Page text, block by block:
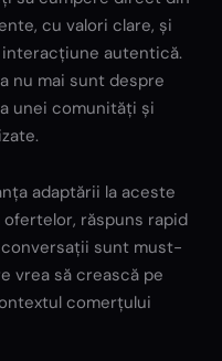
cu valori clare, și
autentică.
nu mai sunt despre
unei comunități și
adaptării la aceste
răspuns rapid
conversații sunt must-
vrea să crească pe
comerțului